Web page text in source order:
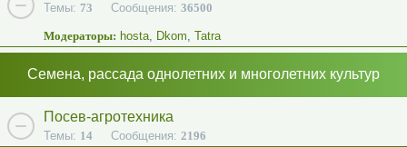
Темы: 73 Сообщения: 36500
Модераторы: hosta, Dkom, Tatra
Семена, рассада однолетних и многолетних культур
Посев-агротехника
Темы: 14 Сообщения: 2196